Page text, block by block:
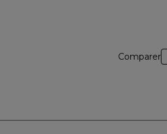
Comparer